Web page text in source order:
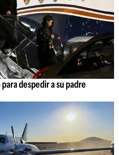
despedir a su padre